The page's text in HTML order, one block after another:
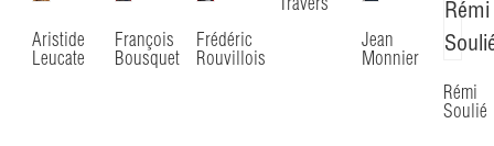
Aristide
Leucate
François
Bousquet
Frédéric
Rouvillois
Jean
Monnier
Rémi
Soulié